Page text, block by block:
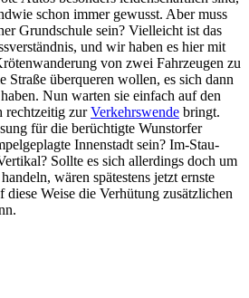
schon immer gewusst. Aber muss
Grundschule sein? Vielleicht ist das
und wir haben es hier mit
von zwei Fahrzeugen zu
Straße überqueren wollen, es sich dann
Nun warten sie einfach auf den
rechtzeitig zurVerkehrswende bringt.
für die berüchtigte Wunstorfer
Innenstadt sein? Im-Stau-
Sollte es sich allerdings doch um
wären spätestens jetzt ernste
Weise die Verhütung zusätzlichen